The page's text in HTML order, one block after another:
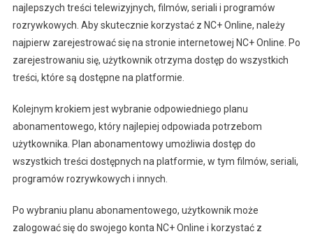
najlepszych treści telewizyjnych, filmów, seriali i programów
rozrywkowych. Aby skutecznie korzystać z NC+ Online, należy
najpierw zarejestrować się na stronie internetowej NC+ Online. Po
zarejestrowaniu się, użytkownik otrzyma dostęp do wszystkich
treści, które są dostępne na platformie.
Kolejnym krokiem jest wybranie odpowiedniego planu
abonamentowego, który najlepiej odpowiada potrzebom
użytkownika. Plan abonamentowy umożliwia dostęp do
wszystkich treści dostępnych na platformie, w tym filmów, seriali,
programów rozrywkowych i innych.
Po wybraniu planu abonamentowego, użytkownik może
zalogować się do swojego konta NC+ Online i korzystać z